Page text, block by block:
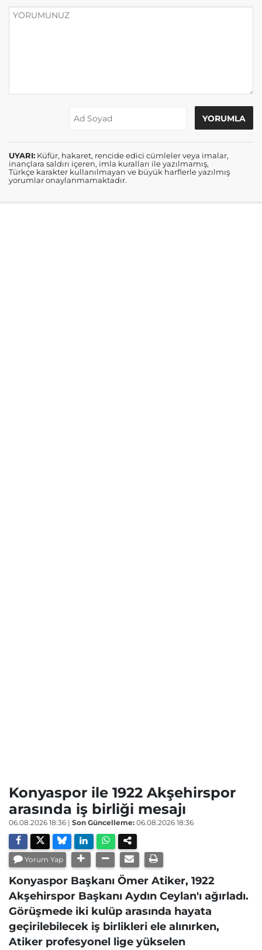
UYARI: Küfür, hakaret, rencide edici cümleler veya imalar,
inançlara saldırı içeren, imla kuralları ile yazılmamış,
Türkçe karakter kullanılmayan ve büyük harflerle yazılmış
yorumlar onaylanmamaktadır.
Konyaspor ile 1922 Akşehirspor
arasında iş birliği mesajı
06.08.2026 18:36 | Son Güncelleme: 06.08.2026 18:36
Yorum Yap
Konyaspor Başkanı Ömer Atiker, 1922
Akşehirspor Başkanı Aydın Ceylan'ı ağırladı.
Görüşmede iki kulüp arasında hayata
geçirilebilecek iş birlikleri ele alınırken,
Atiker profesyonel lige yükselen